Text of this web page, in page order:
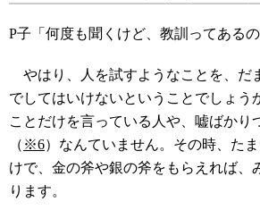
P子「何度も聞くけど、教訓ってあるの
やはり、人を試すようなことを、だ
でしてはいけないということでしょう
ことだけを言っている人や、嘘ばかり
（ ※6）なんていません。その時、た
けで、金の斧や銀の斧をもらえれば、
ります。